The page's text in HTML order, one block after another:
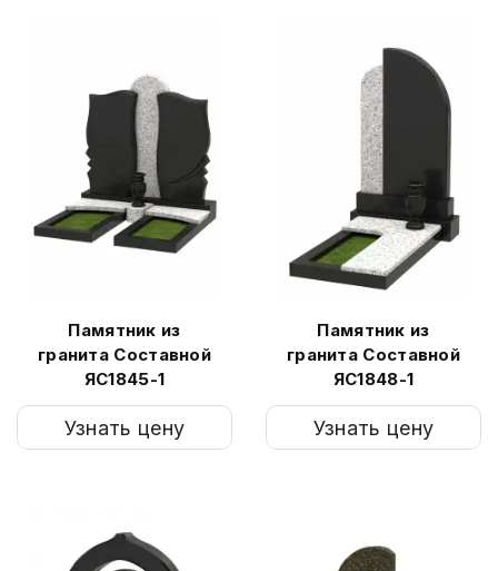
Памятник из
гранита Составной
ЯС1845-1
Узнать цену
Памятник из
гранита Составной
ЯС1848-1
Узнать цену